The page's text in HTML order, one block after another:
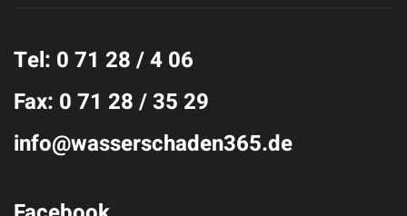
Tel: 0 71 28 / 4 06
Fax: 0 71 28 / 35 29
info@wasserschaden365.de